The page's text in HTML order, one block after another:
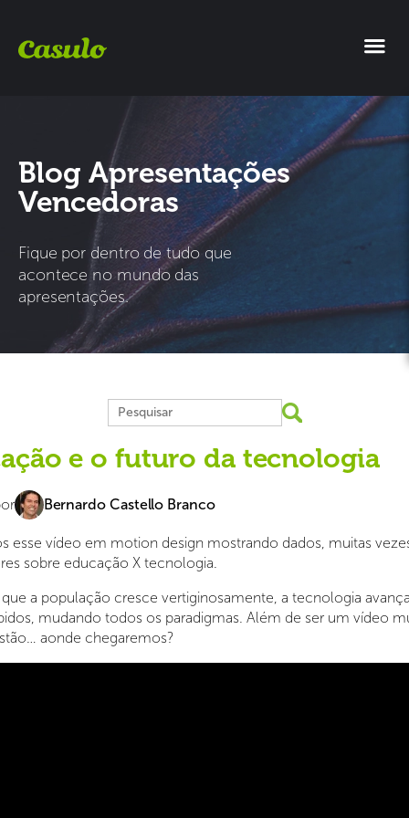
Blog Apresentações
Vencedoras
Fique por dentro de tudo que
acontece no mundo das
apresentações.
e o futuro da tecnologia
Bernardo Castello Branco
esse vídeo em motion design mostrando dados, muitas
sobre educação X tecnologia.
a população cresce vertiginosamente, a tecnologia
mudando todos os paradigmas. Além de ser um vídeo
aonde chegaremos?